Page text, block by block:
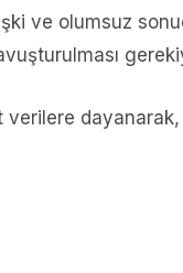
ve olumsuz
dayanarak,